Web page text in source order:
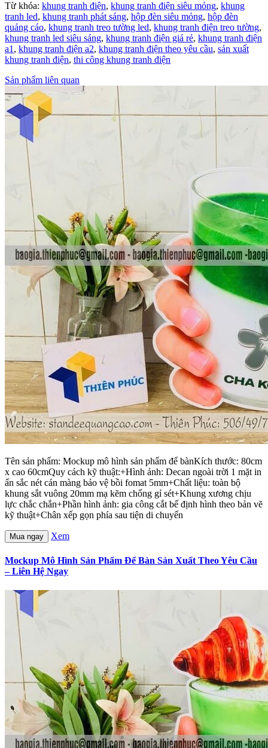
Từ khóa: khung tranh điện, khung tranh điện siêu mỏng, khung
tranh led, khung tranh phát sáng, hộp đèn siêu mỏng, hộp đèn
quảng cáo, khung tranh treo tường led, khung tranh điện treo tường,
khung tranh led siêu sáng, khung tranh điện giá rẻ, khung tranh điện
a1 , khung tranh điện a2, khung tranh điện theo yêu cầu, sản xuất
khung tranh điện, thi công khung tranh điện
Sản phẩm liên quan
Tên sản phẩm: Mockup mô hình sản phẩm để bànKích thước: 80cm
x cao 60cmQuy cách kỹ thuật:+Hình ảnh: Decan ngoài trời 1 mặt in
ấn sắc nét cán màng bảo vệ bồi fomat 5mm+Chất liệu: toàn bộ
khung sắt vuông 20mm mạ kẽm chống gỉ sét+Khung xương chịu
lực chắc chắn+Phần hình ảnh: gia công cắt bế định hình theo bản vẽ
kỹ thuật+Chân xếp gọn phía sau tiện di chuyển
Mua ngay Xem
Mockup Mô Hình Sản Phẩm Để Bàn Sản Xuất Theo Yêu Cầu
– Liên Hệ Ngay